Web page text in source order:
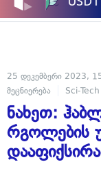
25 დეკემბერი 2023,
მეცნიერება
Sci-Tech
ნახეთ:
რგოლების
დააფიქსირა